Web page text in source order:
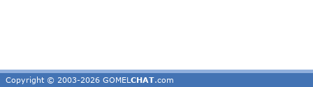
Copyright © 2003-2026 GOMEL CHAT.com